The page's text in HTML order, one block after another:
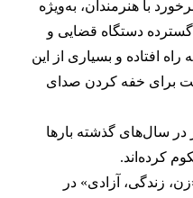
با هنرمندان، به‌ویژه
گسترده دستگاه قضایی و
افتاده و بسیاری از این
برای خفه کردن صدای
سال‌های گذشته بارها
کرده‌اند.
زندگی، آزادی» در